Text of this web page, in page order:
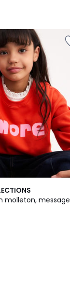
molleton, message